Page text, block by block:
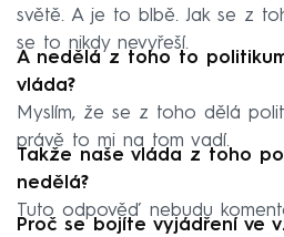
světě. A je to blbě. Jak se z
se to nikdy nevyřeší.
A nedělá z toho to
vláda?
Myslím, že se z toho dělá
právě to mi na tom vadí.
Takže naše vláda z toho
nedělá?
Tuto odpověď nebudu
Proč se bojíte vyjádření ve